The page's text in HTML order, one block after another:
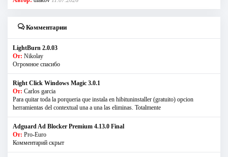
Комментарии
LightBurn 2.0.03
От: Nikolay
Огромное спасибо
Right Click Windows Magic 3.0.1
От: Carlos garcia
Para quitar toda la porqueria que instala en hibituninstaller (gratuito) opcion
herramientas del contextual una a una las eliminas. Totalmente
Adguard Ad Blocker Premium 4.13.0 Final
От: Pro-Euro
Комментарий скрыт